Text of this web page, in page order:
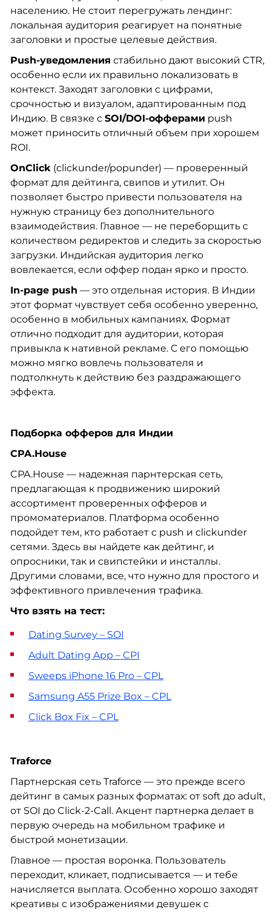
населению. Не стоит перегружать лендинг:
локальная аудитория реагирует на понятные
заголовки и простые целевые действия.
Push-уведомления стабильно дают высокий CTR,
особенно если их правильно локализовать в
контекст. Заходят заголовки с цифрами,
срочностью и визуалом, адаптированным под
Индию. В связке с SOI/DOI-офферамиpush
может приносить отличный объем при хорошем
ROI.
OnClick(clickunder/popunder) — проверенный
формат для дейтинга, свипов и утилит. Он
позволяет быстро привести пользователя на
нужную страницу без дополнительного
взаимодействия. Главное — не переборщить с
количеством редиректов и следить за скоростью
загрузки. Индийская аудитория легко
вовлекается, если оффер подан ярко и просто.
In-page push — это отдельная история. В Индии
этот формат чувствует себя особенно уверенно,
особенно в мобильных кампаниях. Формат
отлично подходит для аудитории, которая
привыкла к нативной рекламе. С его помощью
можно мягко вовлечь пользователя и
подтолкнуть к действию без раздражающего
эффекта.
Подборка офферов для Индии
CPA.House
CPA.House — надежная парнтерская сеть,
предлагающая к продвижению широкий
ассортимент проверенных офферов и
промоматериалов. Платформа особенно
подойдет тем, кто работает с push и clickunder
сетями. Здесь вы найдете как дейтинг, и
опросники, так и свипстейки и инсталлы.
Другими словами, все, что нужно для простого и
эффективного привлечения трафика.
Что взять на тест:
Dating Survey – SOI
Adult Dating App – CPI
Sweeps iPhone 16 Pro – CPL
Samsung A55 Prize Box – CPL
Click Box Fix – CPL
Traforce
Партнерская сеть Traforce — это прежде всего
дейтинг в самых разных форматах: от soft до adult,
от SOI до Click-2-Call. Акцент партнерка делает в
первую очередь на мобильном трафике и
быстрой монетизации.
Главное — простая воронка. Пользователь
переходит, кликает, подписывается — и тебе
начисляется выплата. Особенно хорошо заходят
креативы с изображениями девушек с